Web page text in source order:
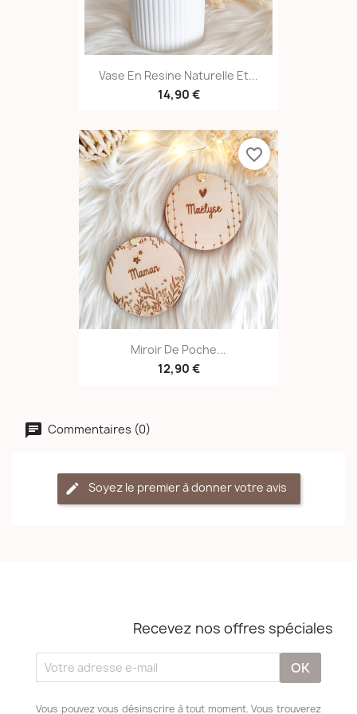
Vase En Resine Naturelle Et...
14,90 €
Miroir De Poche...
12,90 €
favorite_border
Commentaires (0)
Soyez le premier à donner votre avis
Recevez nos offres spéciales
Vous pouvez vous désinscrire à tout moment. Vous trouverez